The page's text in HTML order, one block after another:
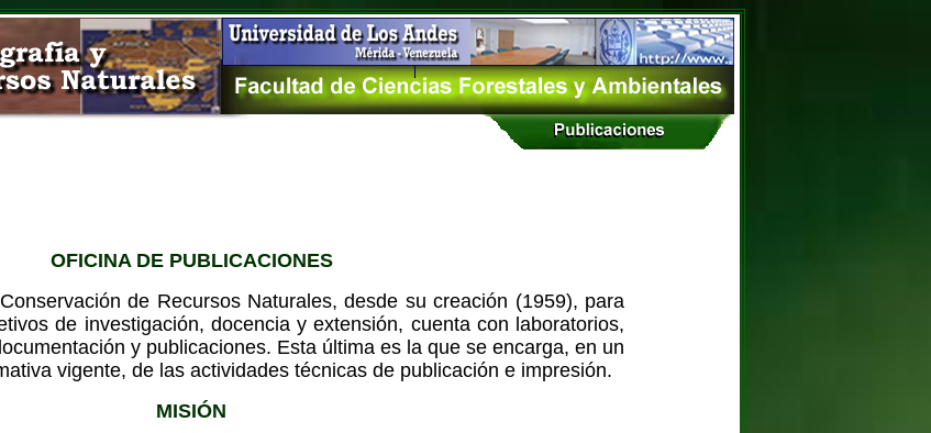
OFICINA DE PUBLICACIONES
de Recursos Naturales, desde su creación (1959), para
de investigación, docencia y extensión, cuenta con laboratorios,
y publicaciones. Esta última es la que se encarga, en un
vigente, de las actividades técnicas de publicación e impresión.
MISIÓN